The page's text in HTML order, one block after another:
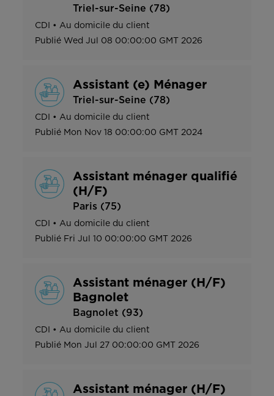
Triel-sur-Seine (78)
CDI • Au domicile du client
Publié Wed Jul 08 00:00:00 GMT 2026
Assistant (e) Ménager
Triel-sur-Seine (78)
CDI • Au domicile du client
Publié Mon Nov 18 00:00:00 GMT 2024
Assistant ménager qualifié
(H/F)
Paris (75)
CDI • Au domicile du client
Publié Fri Jul 10 00:00:00 GMT 2026
Assistant ménager (H/F)
Bagnolet
Bagnolet (93)
CDI • Au domicile du client
Publié Mon Jul 27 00:00:00 GMT 2026
Assistant ménager (H/F)